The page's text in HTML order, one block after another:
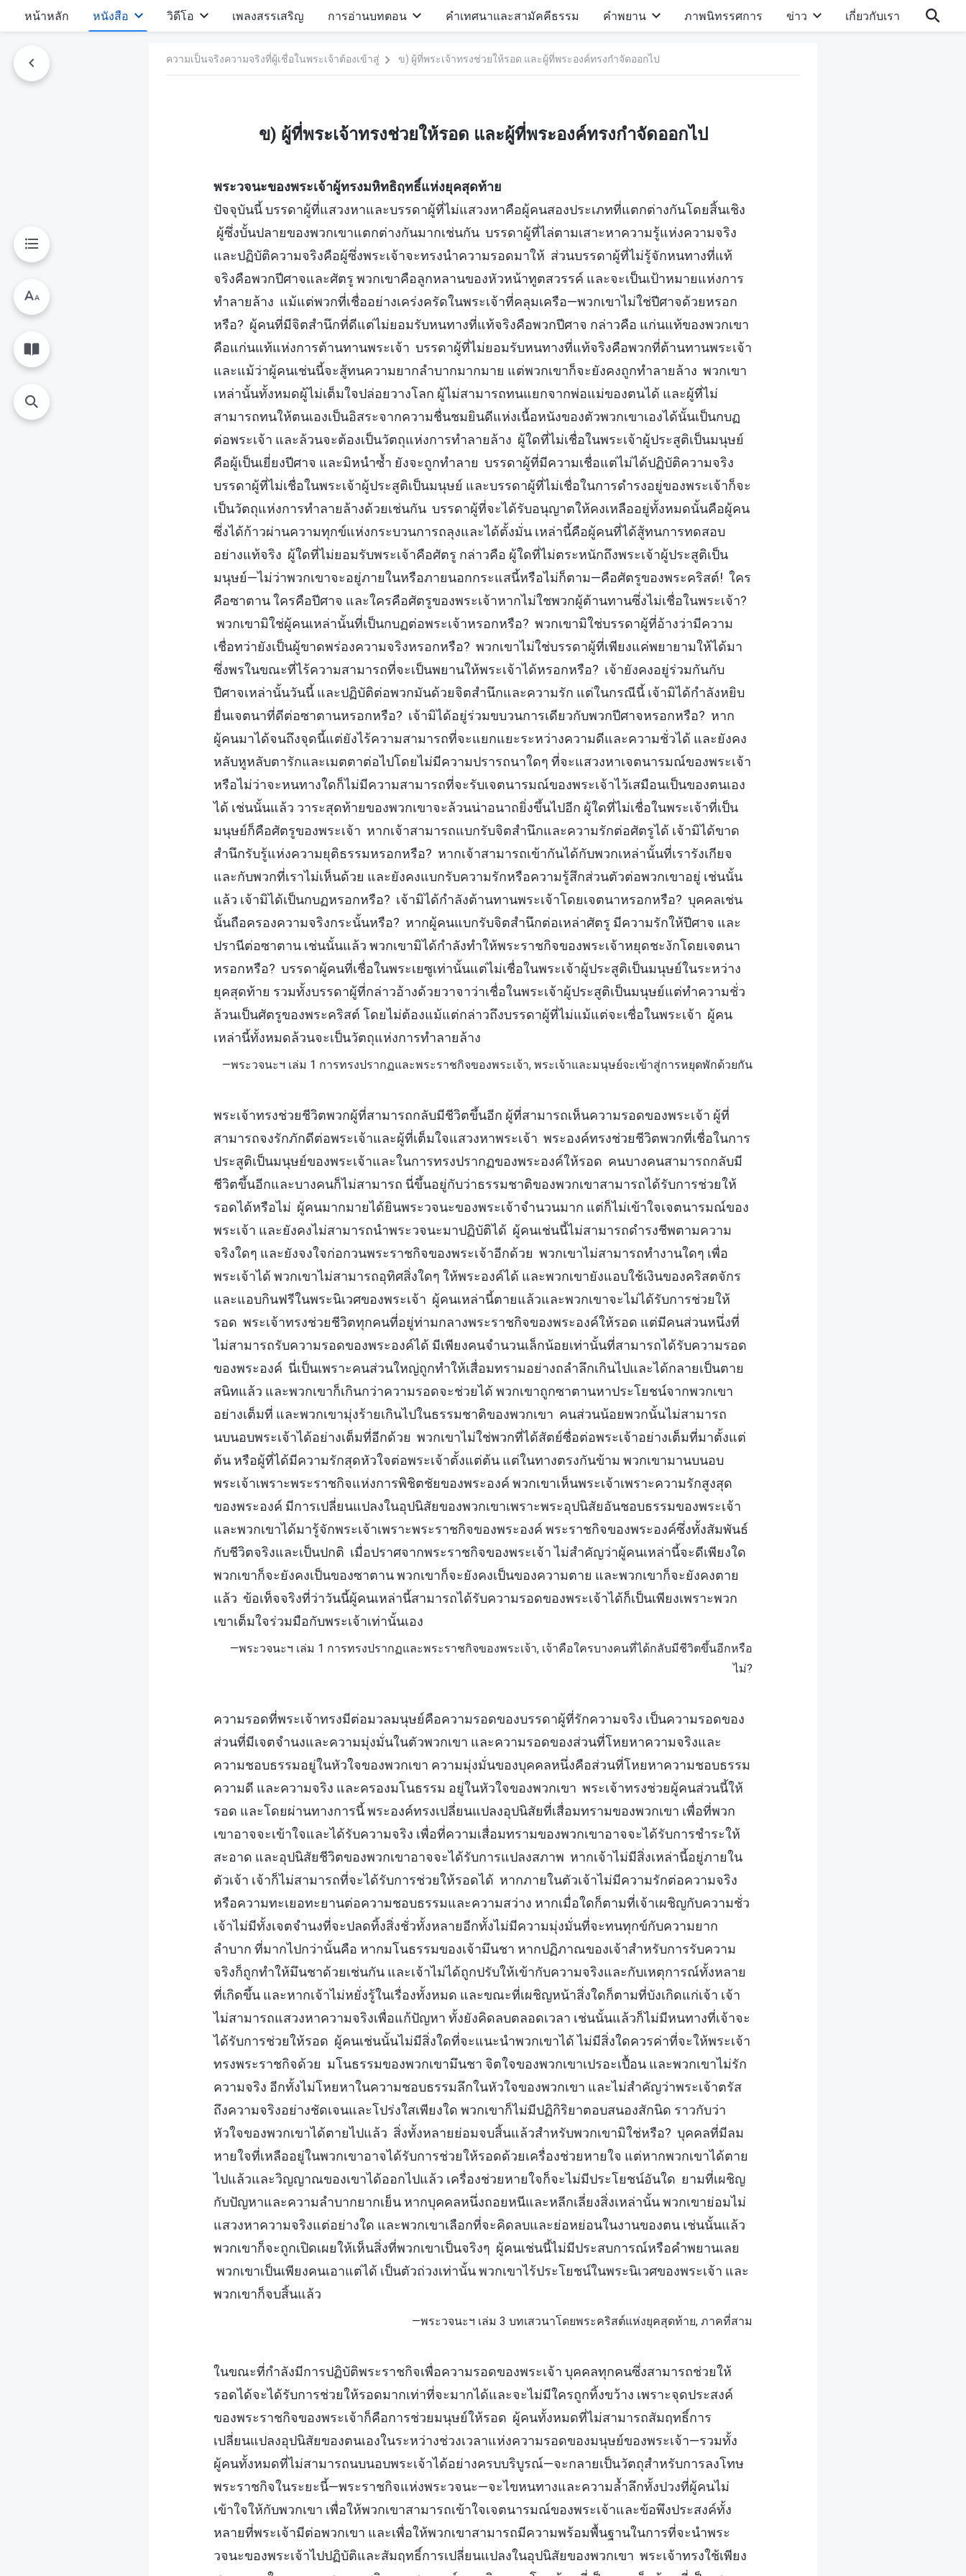
หน้าหลัก หนังสือ วิดีโอ เพลงสรรเสริญ การอ่านบทตอน คำเทศนาและสามัคคีธรรม คำพยาน ภาพนิทรรศการ ข่าว เกี่ยวกับเรา
ความเป็นจริงความจริงที่ผู้เชื่อในพระเจ้าต้องเข้าสู่ ข) ผู้ที่พระเจ้าทรงช่วยให้รอด และผู้ที่พระองค์ทรงกำจัดออกไป
ข) ผู้ที่พระเจ้าทรงช่วยให้รอด และผู้ที่พระองค์ทรงกำจัดออกไป
พระวจนะของพระเจ้าผู้ทรงมหิทธิฤทธิ์แห่งยุคสุดท้าย
ปัจจุบันนี้ บรรดาผู้ที่แสวงหาและบรรดาผู้ที่ไม่แสวงหาคือผู้คนสองประเภทที่แตกต่างกันโดยสิ้นเชิง
ผู้ซึ่งบั้นปลายของพวกเขาแตกต่างกันมากเช่นกัน บรรดาผู้ที่ไล่ตามเสาะหาความรู้แห่งความจริง
และปฏิบัติความจริงคือผู้ซึ่งพระเจ้าจะทรงนำความรอดมาให้ ส่วนบรรดาผู้ที่ไม่รู้จักหนทางที่แท้
จริงคือพวกปีศาจและศัตรู พวกเขาคือลูกหลานของหัวหน้าทูตสวรรค์ และจะเป็นเป้าหมายแห่งการ
ทำลายล้าง แม้แต่พวกที่เชื่ออย่างเคร่งครัดในพระเจ้าที่คลุมเครือ—พวกเขาไม่ใช่ปีศาจด้วยหรอก
หรือ? ผู้คนที่มีจิตสำนึกที่ดีแต่ไม่ยอมรับหนทางที่แท้จริงคือพวกปีศาจ กล่าวคือ แก่นแท้ของพวกเขา
คือแก่นแท้แห่งการต้านทานพระเจ้า บรรดาผู้ที่ไม่ยอมรับหนทางที่แท้จริงคือพวกที่ต้านทานพระเจ้า
และแม้ว่าผู้คนเช่นนี้จะสู้ทนความยากลำบากมากมาย แต่พวกเขาก็จะยังคงถูกทำลายล้าง พวกเขา
เหล่านั้นทั้งหมดผู้ไม่เต็มใจปล่อยวางโลก ผู้ไม่สามารถทนแยกจากพ่อแม่ของตนได้ และผู้ที่ไม่
สามารถทนให้ตนเองเป็นอิสระจากความชื่นชมยินดีแห่งเนื้อหนังของตัวพวกเขาเองได้นั้นเป็นกบฏ
ต่อพระเจ้า และล้วนจะต้องเป็นวัตถุแห่งการทำลายล้าง ผู้ใดที่ไม่เชื่อในพระเจ้าผู้ประสูติเป็นมนุษย์
คือผู้เป็นเยี่ยงปีศาจ และมิหนำซ้ำ ยังจะถูกทำลาย บรรดาผู้ที่มีความเชื่อแต่ไม่ได้ปฏิบัติความจริง
บรรดาผู้ที่ไม่เชื่อในพระเจ้าผู้ประสูติเป็นมนุษย์ และบรรดาผู้ที่ไม่เชื่อในการดำรงอยู่ของพระเจ้าก็จะ
เป็นวัตถุแห่งการทำลายล้างด้วยเช่นกัน บรรดาผู้ที่จะได้รับอนุญาตให้คงเหลืออยู่ทั้งหมดนั้นคือผู้คน
ซึ่งได้ก้าวผ่านความทุกข์แห่งกระบวนการถลุงและได้ตั้งมั่น เหล่านี้คือผู้คนที่ได้สู้ทนการทดสอบ
อย่างแท้จริง ผู้ใดที่ไม่ยอมรับพระเจ้าคือศัตรู กล่าวคือ ผู้ใดที่ไม่ตระหนักถึงพระเจ้าผู้ประสูติเป็น
มนุษย์—ไม่ว่าพวกเขาจะอยู่ภายในหรือภายนอกกระแสนี้หรือไม่ก็ตาม—คือศัตรูของพระคริสต์! ใคร
คือซาตาน ใครคือปีศาจ และใครคือศัตรูของพระเจ้าหากไม่ใชพวกผู้ต้านทานซึ่งไม่เชื่อในพระเจ้า?
พวกเขามิใช่ผู้คนเหล่านั้นที่เป็นกบฏต่อพระเจ้าหรอกหรือ? พวกเขามิใช่บรรดาผู้ที่อ้างว่ามีความ
เชื่อทว่ายังเป็นผู้ขาดพร่องความจริงหรอกหรือ? พวกเขาไม่ใช่บรรดาผู้ที่เพียงแค่พยายามให้ได้มา
ซึ่งพรในขณะที่ไร้ความสามารถที่จะเป็นพยานให้พระเจ้าได้หรอกหรือ? เจ้ายังคงอยู่ร่วมกันกับ
ปีศาจเหล่านั้นวันนี้ และปฏิบัติต่อพวกมันด้วยจิตสำนึกและความรัก แต่ในกรณีนี้ เจ้ามิได้กำลังหยิบ
ยื่นเจตนาที่ดีต่อซาตานหรอกหรือ? เจ้ามิได้อยู่ร่วมขบวนการเดียวกับพวกปีศาจหรอกหรือ? หาก
ผู้คนมาได้จนถึงจุดนี้แต่ยังไร้ความสามารถที่จะแยกแยะระหว่างความดีและความชั่วได้ และยังคง
หลับหูหลับตารักและเมตตาต่อไปโดยไม่มีความปรารถนาใดๆ ที่จะแสวงหาเจตนารมณ์ของพระเจ้า
หรือไม่ว่าจะหนทางใดก็ไม่มีความสามารถที่จะรับเจตนารมณ์ของพระเจ้าไว้เสมือนเป็นของตนเอง
ได้ เช่นนั้นแล้ว วาระสุดท้ายของพวกเขาจะล้วนน่าอนาถยิ่งขึ้นไปอีก ผู้ใดที่ไม่เชื่อในพระเจ้าที่เป็น
มนุษย์ก็คือศัตรูของพระเจ้า หากเจ้าสามารถแบกรับจิตสำนึกและความรักต่อศัตรูได้ เจ้ามิได้ขาด
สำนึกรับรู้แห่งความยุติธรรมหรอกหรือ? หากเจ้าสามารถเข้ากันได้กับพวกเหล่านั้นที่เรารังเกียจ
และกับพวกที่เราไม่เห็นด้วย และยังคงแบกรับความรักหรือความรู้สึกส่วนตัวต่อพวกเขาอยู่ เช่นนั้น
แล้ว เจ้ามิได้เป็นกบฏหรอกหรือ? เจ้ามิได้กำลังต้านทานพระเจ้าโดยเจตนาหรอกหรือ? บุคคลเช่น
นั้นถือครองความจริงกระนั้นหรือ? หากผู้คนแบกรับจิตสำนึกต่อเหล่าศัตรู มีความรักให้ปีศาจ และ
ปรานีต่อซาตาน เช่นนั้นแล้ว พวกเขามิได้กำลังทำให้พระราชกิจของพระเจ้าหยุดชะงักโดยเจตนา
หรอกหรือ? บรรดาผู้คนที่เชื่อในพระเยซูเท่านั้นแต่ไม่เชื่อในพระเจ้าผู้ประสูติเป็นมนุษย์ในระหว่าง
ยุคสุดท้าย รวมทั้งบรรดาผู้ที่กล่าวอ้างด้วยวาจาว่าเชื่อในพระเจ้าผู้ประสูติเป็นมนุษย์แต่ทำความชั่ว
ล้วนเป็นศัตรูของพระคริสต์ โดยไม่ต้องแม้แต่กล่าวถึงบรรดาผู้ที่ไม่แม้แต่จะเชื่อในพระเจ้า ผู้คน
เหล่านี้ทั้งหมดล้วนจะเป็นวัตถุแห่งการทำลายล้าง
—พระวจนะฯ เล่ม 1 การทรงปรากฏและพระราชกิจของพระเจ้า, พระเจ้าและมนุษย์จะเข้าสู่การหยุดพักด้วยกัน
พระเจ้าทรงช่วยชีวิตพวกผู้ที่สามารถกลับมีชีวิตขึ้นอีก ผู้ที่สามารถเห็นความรอดของพระเจ้า ผู้ที่
สามารถจงรักภักดีต่อพระเจ้าและผู้ที่เต็มใจแสวงหาพระเจ้า พระองค์ทรงช่วยชีวิตพวกที่เชื่อในการ
ประสูติเป็นมนุษย์ของพระเจ้าและในการทรงปรากฏของพระองค์ให้รอด คนบางคนสามารถกลับมี
ชีวิตขึ้นอีกและบางคนก็ไม่สามารถ นี่ขึ้นอยู่กับว่าธรรมชาติของพวกเขาสามารถได้รับการช่วยให้
รอดได้หรือไม่ ผู้คนมากมายได้ยินพระวจนะของพระเจ้าจำนวนมาก แต่ก็ไม่เข้าใจเจตนารมณ์ของ
พระเจ้า และยังคงไม่สามารถนำพระวจนะมาปฏิบัติได้ ผู้คนเช่นนี้ไม่สามารถดำรงชีพตามความ
จริงใดๆ และยังจงใจก่อกวนพระราชกิจของพระเจ้าอีกด้วย พวกเขาไม่สามารถทำงานใดๆ เพื่อ
พระเจ้าได้ พวกเขาไม่สามารถอุทิศสิ่งใดๆ ให้พระองค์ได้ และพวกเขายังแอบใช้เงินของคริสตจักร
และแอบกินฟรีในพระนิเวศของพระเจ้า ผู้คนเหล่านี้ตายแล้วและพวกเขาจะไม่ได้รับการช่วยให้
รอด พระเจ้าทรงช่วยชีวิตทุกคนที่อยู่ท่ามกลางพระราชกิจของพระองค์ให้รอด แต่มีคนส่วนหนึ่งที่
ไม่สามารถรับความรอดของพระองค์ได้ มีเพียงคนจำนวนเล็กน้อยเท่านั้นที่สามารถได้รับความรอด
ของพระองค์ นี่เป็นเพราะคนส่วนใหญ่ถูกทำให้เสื่อมทรามอย่างถลำลึกเกินไปและได้กลายเป็นตาย
สนิทแล้ว และพวกเขาก็เกินกว่าความรอดจะช่วยได้ พวกเขาถูกซาตานหาประโยชน์จากพวกเขา
อย่างเต็มที่ และพวกเขามุ่งร้ายเกินไปในธรรมชาติของพวกเขา คนส่วนน้อยพวกนั้นไม่สามารถ
นบนอบพระเจ้าได้อย่างเต็มที่อีกด้วย พวกเขาไม่ใช่พวกที่ได้สัตย์ซื่อต่อพระเจ้าอย่างเต็มที่มาตั้งแต่
ต้น หรือผู้ที่ได้มีความรักสุดหัวใจต่อพระเจ้าตั้งแต่ต้น แต่ในทางตรงกันข้าม พวกเขามานบนอบ
พระเจ้าเพราะพระราชกิจแห่งการพิชิตชัยของพระองค์ พวกเขาเห็นพระเจ้าเพราะความรักสูงสุด
ของพระองค์ มีการเปลี่ยนแปลงในอุปนิสัยของพวกเขาเพราะพระอุปนิสัยอันชอบธรรมของพระเจ้า
และพวกเขาได้มารู้จักพระเจ้าเพราะพระราชกิจของพระองค์ พระราชกิจของพระองค์ซึ่งทั้งสัมพันธ์
กับชีวิตจริงและเป็นปกติ เมื่อปราศจากพระราชกิจของพระเจ้า ไม่สำคัญว่าผู้คนเหล่านี้จะดีเพียงใด
พวกเขาก็จะยังคงเป็นของซาตาน พวกเขาก็จะยังคงเป็นของความตาย และพวกเขาก็จะยังคงตาย
แล้ว ข้อเท็จจริงที่ว่าวันนี้ผู้คนเหล่านี้สามารถได้รับความรอดของพระเจ้าได้ก็เป็นเพียงเพราะพวก
เขาเต็มใจร่วมมือกับพระเจ้าเท่านั้นเอง
—พระวจนะฯ เล่ม 1 การทรงปรากฏและพระราชกิจของพระเจ้า, เจ้าคือใครบางคนที่ได้กลับมีชีวิตขึ้นอีกหรือ
ไม่?
ความรอดที่พระเจ้าทรงมีต่อมวลมนุษย์คือความรอดของบรรดาผู้ที่รักความจริง เป็นความรอดของ
ส่วนที่มีเจตจำนงและความมุ่งมั่นในตัวพวกเขา และความรอดของส่วนที่โหยหาความจริงและ
ความชอบธรรมอยู่ในหัวใจของพวกเขา ความมุ่งมั่นของบุคคลหนึ่งคือส่วนที่โหยหาความชอบธรรม
ความดี และความจริง และครองมโนธรรม อยู่ในหัวใจของพวกเขา พระเจ้าทรงช่วยผู้คนส่วนนี้ให้
รอด และโดยผ่านทางการนี้ พระองค์ทรงเปลี่ยนแปลงอุปนิสัยที่เสื่อมทรามของพวกเขา เพื่อที่พวก
เขาอาจจะเข้าใจและได้รับความจริง เพื่อที่ความเสื่อมทรามของพวกเขาอาจจะได้รับการชำระให้
สะอาด และอุปนิสัยชีวิตของพวกเขาอาจจะได้รับการแปลงสภาพ หากเจ้าไม่มีสิ่งเหล่านี้อยู่ภายใน
ตัวเจ้า เจ้าก็ไม่สามารถที่จะได้รับการช่วยให้รอดได้ หากภายในตัวเจ้าไม่มีความรักต่อความจริง
หรือความทะเยอทะยานต่อความชอบธรรมและความสว่าง หากเมื่อใดก็ตามที่เจ้าเผชิญกับความชั่ว
เจ้าไม่มีทั้งเจตจำนงที่จะปลดทิ้งสิ่งชั่วทั้งหลายอีกทั้งไม่มีความมุ่งมั่นที่จะทนทุกข์กับความยาก
ลำบาก ที่มากไปกว่านั้นคือ หากมโนธรรมของเจ้ามึนชา หากปฏิภาณของเจ้าสำหรับการรับความ
จริงก็ถูกทำให้มึนชาด้วยเช่นกัน และเจ้าไม่ได้ถูกปรับให้เข้ากับความจริงและกับเหตุการณ์ทั้งหลาย
ที่เกิดขึ้น และหากเจ้าไม่หยั่งรู้ในเรื่องทั้งหมด และขณะที่เผชิญหน้าสิ่งใดก็ตามที่บังเกิดแก่เจ้า เจ้า
ไม่สามารถแสวงหาความจริงเพื่อแก้ปัญหา ทั้งยังคิดลบตลอดเวลา เช่นนั้นแล้วก็ไม่มีหนทางที่เจ้าจะ
ได้รับการช่วยให้รอด ผู้คนเช่นนั้นไม่มีสิ่งใดที่จะแนะนำพวกเขาได้ ไม่มีสิ่งใดควรค่าที่จะให้พระเจ้า
ทรงพระราชกิจด้วย มโนธรรมของพวกเขามึนชา จิตใจของพวกเขาเปรอะเปื้อน และพวกเขาไม่รัก
ความจริง อีกทั้งไม่โหยหาในความชอบธรรมลึกในหัวใจของพวกเขา และไม่สำคัญว่าพระเจ้าตรัส
ถึงความจริงอย่างชัดเจนและโปร่งใสเพียงใด พวกเขาก็ไม่มีปฏิกิริยาตอบสนองสักนิด ราวกับว่า
หัวใจของพวกเขาได้ตายไปแล้ว สิ่งทั้งหลายย่อมจบสิ้นแล้วสำหรับพวกเขามิใช่หรือ? บุคคลที่มีลม
หายใจที่เหลืออยู่ในพวกเขาอาจได้รับการช่วยให้รอดด้วยเครื่องช่วยหายใจ แต่หากพวกเขาได้ตาย
ไปแล้วและวิญญาณของเขาได้ออกไปแล้ว เครื่องช่วยหายใจก็จะไม่มีประโยชน์อันใด ยามที่เผชิญ
กับปัญหาและความลำบากยากเย็น หากบุคคลหนึ่งถอยหนีและหลีกเลี่ยงสิ่งเหล่านั้น พวกเขาย่อมไม่
แสวงหาความจริงแต่อย่างใด และพวกเขาเลือกที่จะคิดลบและย่อหย่อนในงานของตน เช่นนั้นแล้ว
พวกเขาก็จะถูกเปิดเผยให้เห็นสิ่งที่พวกเขาเป็นจริงๆ ผู้คนเช่นนี้ไม่มีประสบการณ์หรือคำพยานเลย
พวกเขาเป็นเพียงคนเอาแต่ได้ เป็นตัวถ่วงเท่านั้น พวกเขาไร้ประโยชน์ในพระนิเวศของพระเจ้า และ
พวกเขาก็จบสิ้นแล้ว
—พระวจนะฯ เล่ม 3 บทเสวนาโดยพระคริสต์แห่งยุคสุดท้าย, ภาคที่สาม
ในขณะที่กำลังมีการปฏิบัติพระราชกิจเพื่อความรอดของพระเจ้า บุคคลทุกคนซึ่งสามารถช่วยให้
รอดได้จะได้รับการช่วยให้รอดมากเท่าที่จะมากได้และจะไม่มีใครถูกทิ้งขว้าง เพราะจุดประสงค์
ของพระราชกิจของพระเจ้าก็คือการช่วยมนุษย์ให้รอด ผู้คนทั้งหมดที่ไม่สามารถสัมฤทธิ์การ
เปลี่ยนแปลงอุปนิสัยของตนเองในระหว่างช่วงเวลาแห่งความรอดของมนุษย์ของพระเจ้า—รวมทั้ง
ผู้คนทั้งหมดที่ไม่สามารถนบนอบพระเจ้าได้อย่างครบบริบูรณ์—จะกลายเป็นวัตถุสำหรับการลงโทษ
พระราชกิจในระยะนี้—พระราชกิจแห่งพระวจนะ—จะไขหนทางและความล้ำลึกทั้งปวงที่ผู้คนไม่
เข้าใจให้กับพวกเขา เพื่อให้พวกเขาสามารถเข้าใจเจตนารมณ์ของพระเจ้าและข้อพึงประสงค์ทั้ง
หลายที่พระเจ้ามีต่อพวกเขา และเพื่อให้พวกเขาสามารถมีความพร้อมพื้นฐานในการที่จะนำพระ
วจนะของพระเจ้าไปปฏิบัติและสัมฤทธิ์การเปลี่ยนแปลงในอุปนิสัยของพวกเขา พระเจ้าทรงใช้เพียง